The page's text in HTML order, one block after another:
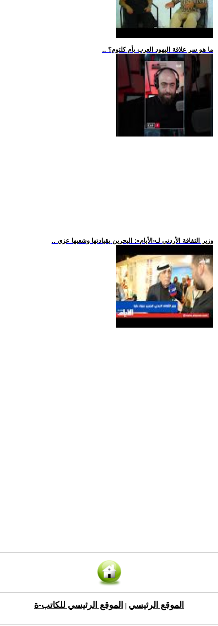
.. ما هو سر علاقة اليهود العرب بأم كلثوم؟
.. وزير الثقافة الأردني لـ«الأيام»: البحرين بقيادتها وشعبها عزي
الموقع الرئيسي الموقع الرئيسي للكاتب-ة